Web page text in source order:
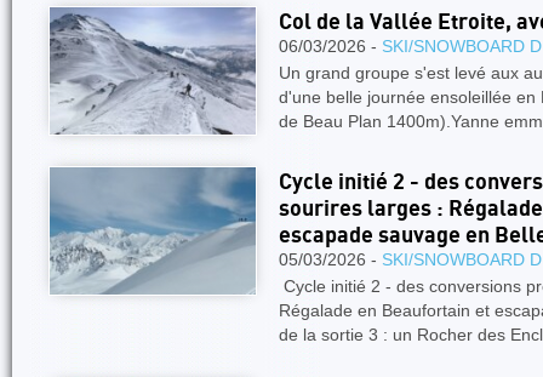
Col de la Vallée Etroite,
06/03/2026 - SKI/SNOWBOARD
Un grand groupe s'est levé aux
d'une belle journée ensoleillée
de Beau Plan 1400m).Yanne
Cycle initié 2 - des
sourires larges :
escapade sauvage en
05/03/2026 - SKI/SNOWBOARD
Cycle initié 2 - des conversions
Régalade en Beaufortain et
de la sortie 3 : un Rocher des